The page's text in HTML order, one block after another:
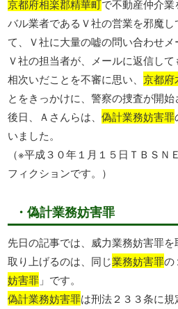
京都府相楽郡精華町で不動産仲介
バル業者であるＶ社の営業を邪魔
て、Ｖ社に大量の嘘の問い合わせメ
Ｖ社の担当者が、メールに返信し
相次いだことを不審に思い、京都府
とをきっかけに、警察の捜査が開始
後日、Ａさんらは、偽計業務妨害罪
いました。
（※平成３０年１月１５日ＴＢＳＮ
フィクションです。）
・偽計業務妨害罪
先日の記事では、威力業務妨害罪
取り上げるのは、同じ業務妨害罪の
妨害罪 」です。
偽計業務妨害罪は刑法２３３条に